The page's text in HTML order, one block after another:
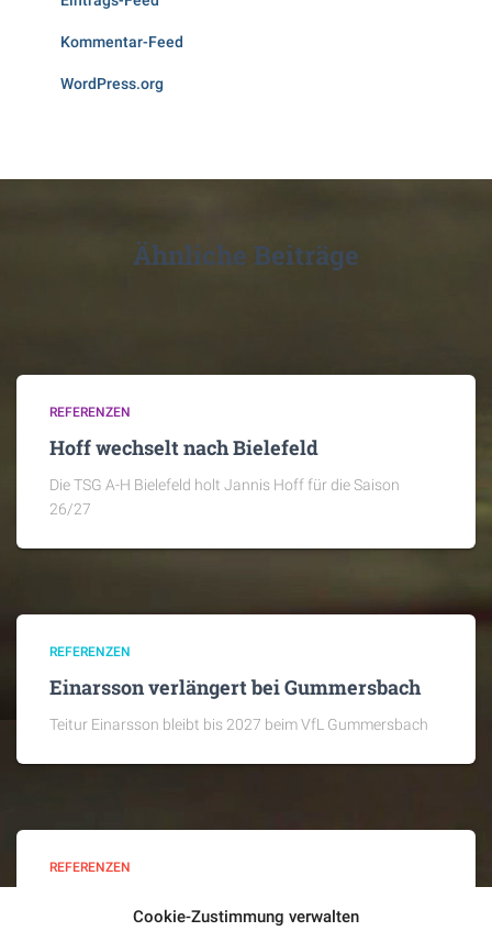
Cookie-Zustimmung verwalten
Kommentar-Feed
WordPress.org
Ähnliche Beiträge
REFERENZEN
Hoff wechselt nach Bielefeld
Die TSG A-H Bielefeld holt Jannis Hoff für die Saison
26/27
REFERENZEN
Einarsson verlängert bei Gummersbach
Teitur Einarsson bleibt bis 2027 beim VfL Gummersbach
REFERENZEN
Valiullin wechselt nach Minden